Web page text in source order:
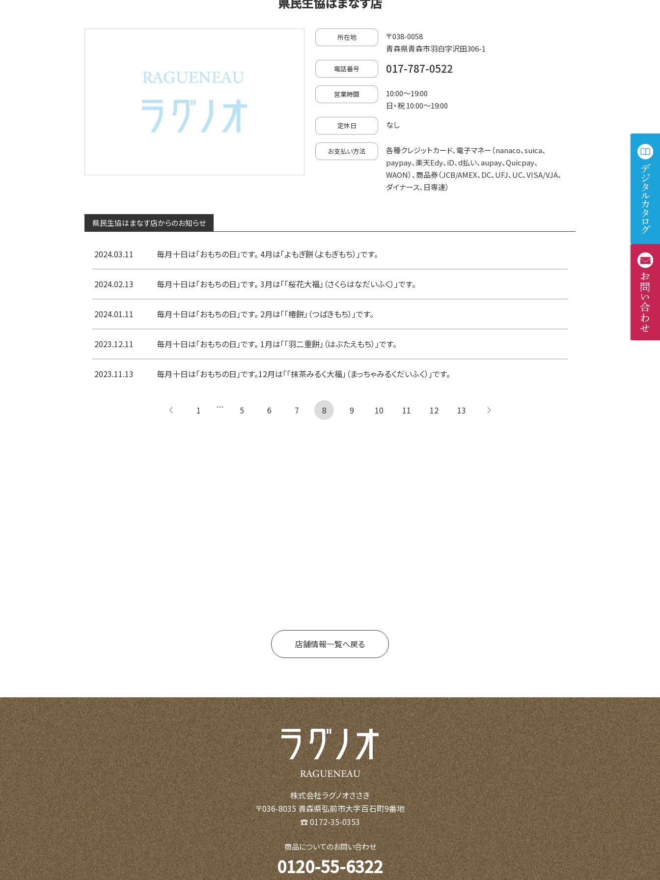
所在地
〒038-0058
青森県青森市羽白字沢田306-1
電話番号 017-787-0522
営業時間
10:00～19:00
日・祝 10:00～19:00
定休日 なし
お支払い方法
各種クレジットカード、電子マネー（nanaco、suica、
paypay、楽天Edy、iD、d払い、aupay、Quicpay、
WAON）、商品券（JCB/AMEX、DC、UFJ、UC、VISA/VJA、
ダイナース、日専連）
県民生協はまなす店からのお知らせ
2024.03.11 毎月十日は「おもちの日」です。 4月は「よもぎ餅（よもぎもち）」です。
2024.02.13 毎月十日は「おもちの日」です。 3月は「「桜花大福」（さくらはなだいふく）」です。
2024.01.11 毎月十日は「おもちの日」です。 2月は「「椿餅」（つばきもち）」です。
2023.12.11 毎月十日は「おもちの日」です。 1月は「「羽二重餅」（はぶたえもち）」です。
2023.11.13 毎月十日は「おもちの日」です。12月は「「抹茶みるく大福」（まっちゃみるくだいふく）」です。
← 前へ
1 … 5 6 7 8 9 10 11 12 13
店舗情報一覧へ戻る
株式会社ラグノオささき
〒036-8035 青森県弘前市大字百石町9番地
☎ 0172-35-0353
商品についてのお問い合わせ
0120-55-6322